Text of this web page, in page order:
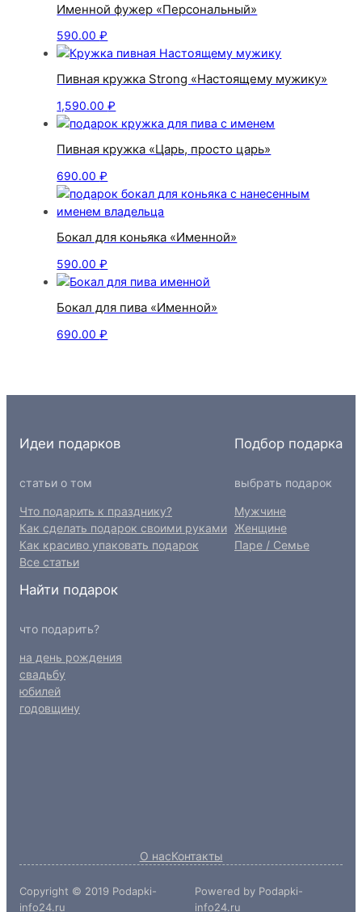
Именной фужер «Персональный»
590.00₽
Пивная кружка Strong «Настоящему мужику»
1,590.00₽
Пивная кружка «Царь, просто царь»
690.00₽
Бокал для коньяка «Именной»
590.00₽
Бокал для пива «Именной»
690.00₽
Идеи подарков
статьи о том
Что подарить к празднику?
Как сделать подарок своими руками
Как красиво упаковать подарок
Все статьи
Подбор подарка
выбрать подарок
Мужчине
Женщине
Паре / Семье
Найти подарок
что подарить?
на день рождения
свадьбу
юбилей
годовщину
О насКонтакты
Copyright © 2019 Podapki-
info24.ru
Powered by Podapki-
info24.ru